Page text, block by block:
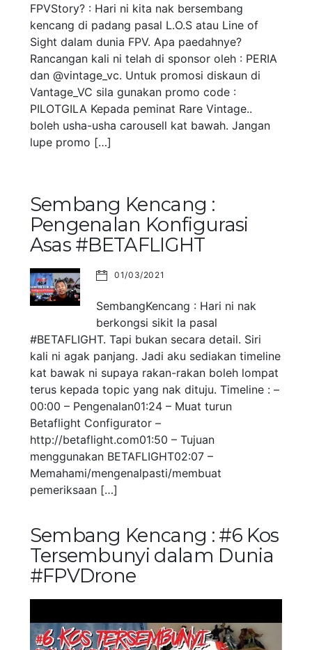
FPVStory? : Hari ni kita nak bersembang
kencang di padang pasal L.O.S atau Line of
Sight dalam dunia FPV. Apa paedahnye?
Rancangan kali ni telah di sponsor oleh : PERIA
dan @vintage_vc. Untuk promosi diskaun di
Vantage_VC sila gunakan promo code :
PILOTGILA Kepada peminat Rare Vintage..
boleh usha-usha carousell kat bawah. Jangan
lupe promo […]
Sembang Kencang :
Pengenalan Konfigurasi
Asas #BETAFLIGHT
01/03/2021
SembangKencang : Hari ni nak
berkongsi sikit la pasal
#BETAFLIGHT. Tapi bukan secara detail. Siri
kali ni agak panjang. Jadi aku sediakan timeline
kat bawak ni supaya rakan-rakan boleh lompat
terus kepada topic yang nak dituju. Timeline : –
00:00 – Pengenalan01:24 – Muat turun
Betaflight Configurator –
http://betaflight.com01:50 – Tujuan
menggunakan BETAFLIGHT02:07 –
Memahami/mengenalpasti/membuat
pemeriksaan […]
Sembang Kencang : #6 Kos
Tersembunyi dalam Dunia
#FPVDrone